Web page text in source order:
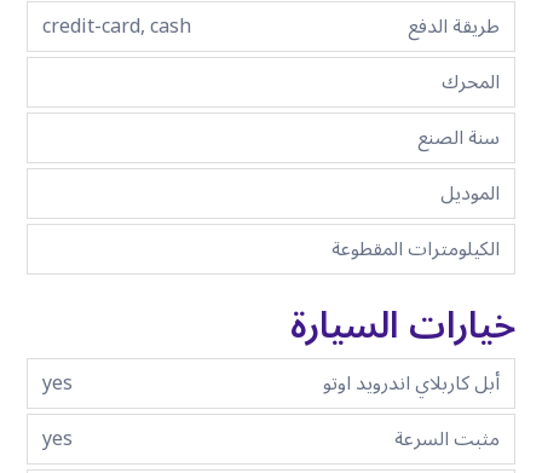
طريقة الدفع
credit-card, cash
المحرك
سنة الصنع
الموديل
الكيلومترات المقطوعة
خيارات السيارة
أبل كاربلاي اندرويد اوتو
yes
مثبت السرعة
yes